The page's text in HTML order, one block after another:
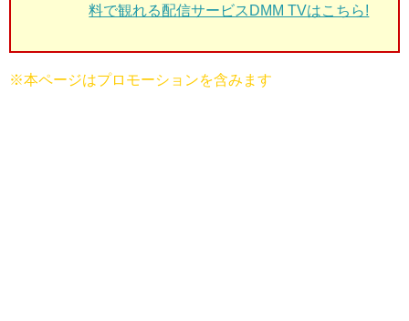
料で観れる配信サービスDMM TVはこちら!
※本ページはプロモーションを含みます